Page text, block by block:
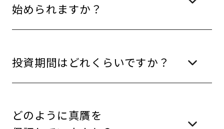
始められますか？
投資期間はどれくらいですか？
どのように真贋を